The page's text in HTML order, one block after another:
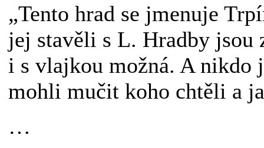
„Tento hrad se jmenuje
jej stavěli s L. Hradby jsou
i s vlajkou možná. A nikdo
mohli mučit koho chtěli a
…